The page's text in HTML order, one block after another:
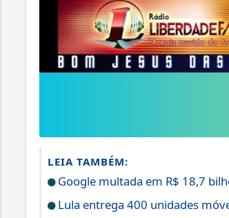
LEIA TAMBÉM:
Google multada em R$ 18,7
Lula entrega 400 unidades